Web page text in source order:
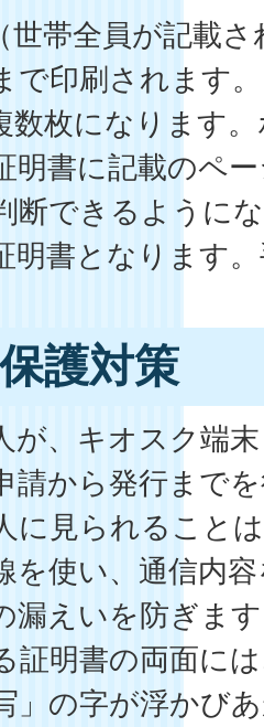
世帯全員が記載
で印刷されます
数枚になります
明書に記載のペ
断できるように
明書となります
護対策
が、キオスク端
請から発行まで
に見られること
を使い、通信内
漏えいを防ぎま
証明書の両面に
」の字が浮かび